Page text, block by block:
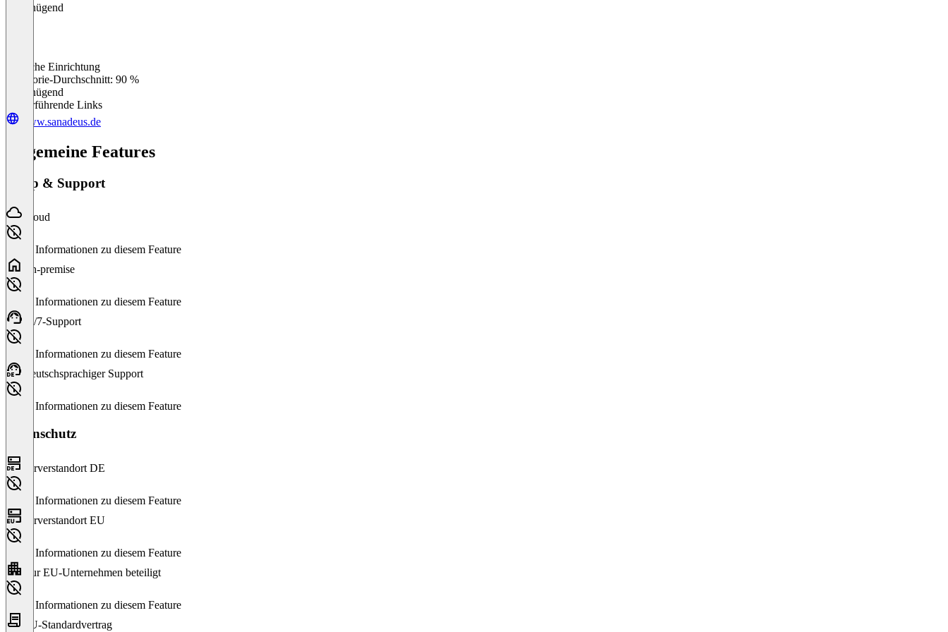
Ungenügend
Einfache Einrichtung
Kategorie-Durchschnitt: 90 %
Ungenügend
Weiterführende Links
www.sanadeus.de
Allgemeine Features
Setup & Support
Cloud
Keine Informationen zu diesem Feature
On-premise
Keine Informationen zu diesem Feature
24/7-Support
Keine Informationen zu diesem Feature
Deutschsprachiger Support
Keine Informationen zu diesem Feature
Datenschutz
Serverstandort DE
Keine Informationen zu diesem Feature
Serverstandort EU
Keine Informationen zu diesem Feature
Nur EU-Unternehmen beteiligt
Keine Informationen zu diesem Feature
EU-Standardvertrag